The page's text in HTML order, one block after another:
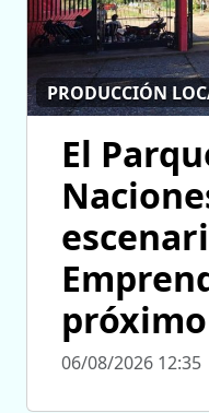
PRODUCCIÓN
El
06/08/2026 12:35